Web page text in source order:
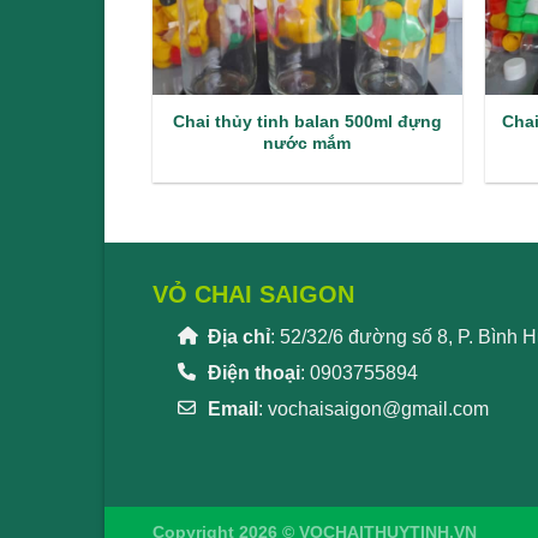
Chai thủy tinh balan 500ml đựng
nước mắm
VỎ CHAI SAIGON
Địa chỉ: 52/32/6 đường số 8, P. Bình
Điện thoại: 0903755894
Email : vochaisaigon@gmail.com
Copyright 2026 © VOCHAITHUYTINH.VN